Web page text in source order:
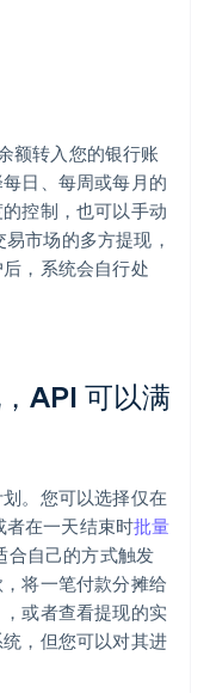
额转入您的银行账
日、每周或每月的
控制，也可以手动
市场的多方提现，
，系统会自行处
API 可以满
。您可以选择仅在
者在一天结束时批量
合自己的方式触发
将一笔付款分摊给
或者查看提现的实
，但您可以对其进